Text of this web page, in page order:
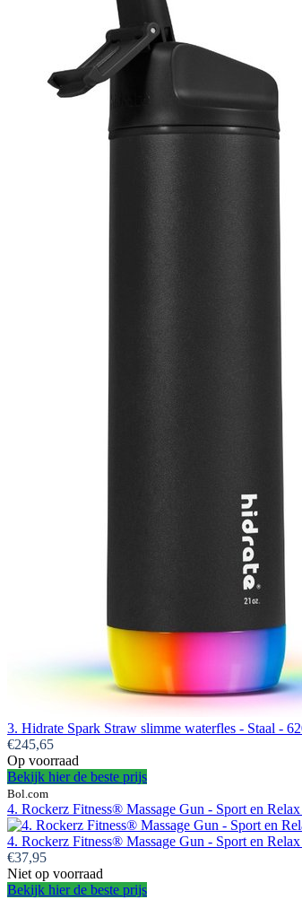
3. Hidrate Spark Straw slimme waterfles - Staal -
€245,65
Op voorraad
Bekijk hier de beste prijs
Bol.com
4. Rockerz Fitness® Massage Gun - Sport en
4. Rockerz Fitness® Massage Gun - Sport en
€37,95
Niet op voorraad
Bekijk hier de beste prijs